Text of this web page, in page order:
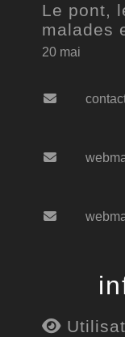
Le pont,
malades
20 mai